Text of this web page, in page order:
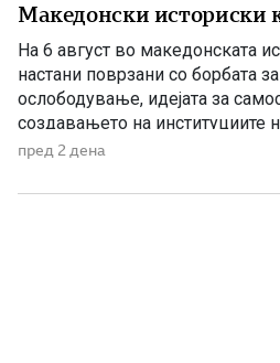
Македонски историски
На 6 август во македонската
настани поврзани со борбата
ослободување, идејата за
создавањето на институциите
македонска држава. 1875 –
Григорие Хаџи Ташковиќ –
пред 2 дена